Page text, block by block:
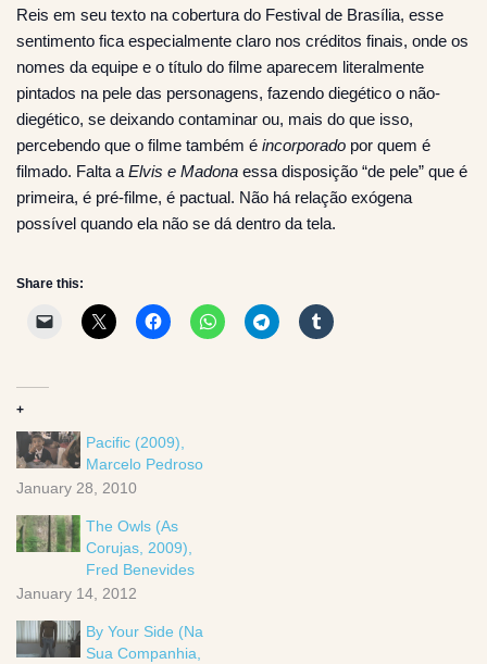
Reis em seu texto na cobertura do Festival de Brasília, esse
sentimento fica especialmente claro nos créditos finais, onde os
nomes da equipe e o título do filme aparecem literalmente
pintados na pele das personagens, fazendo diegético o não-
diegético, se deixando contaminar ou, mais do que isso,
percebendo que o filme também é incorporado por quem é
filmado. Falta a Elvis e Madona essa disposição “de pele” que é
primeira, é pré-filme, é pactual. Não há relação exógena
possível quando ela não se dá dentro da tela.
Share this:
+
Pacific (2009),
Marcelo Pedroso
January 28, 2010
The Owls (As
Corujas, 2009),
Fred Benevides
January 14, 2012
By Your Side (Na
Sua Companhia,